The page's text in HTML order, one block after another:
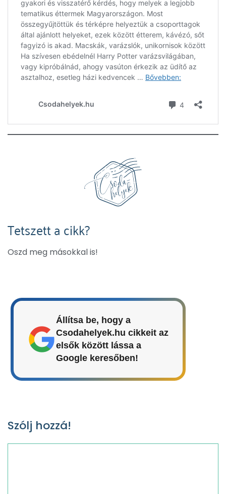
Tetszett a cikk?
Oszd meg másokkal is!
Állítsa be, hogy a
Csodahelyek.hu cikkeit az
elsők között lássa a
Google keresőben!
Szólj hozzá!